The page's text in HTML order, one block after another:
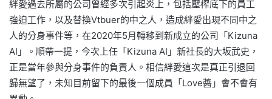
絆愛過去所屬的公司曾經多次引起炎上，包括壓榨底下的員工
強迫工作，以及替換Vtbuer的中之人，造成絆愛出現不同中之
人的分身事件等，在2020年5月轉移到新成立的公司「Kizuna
AI」。順帶一提，今次上任「Kizuna AI」新社長的大坂武史，
正是當年參與分身事件的負責人。相信絆愛這次是真正引退回
歸無望了，未知目前留下的最後一個成員「Love醬」會不會有